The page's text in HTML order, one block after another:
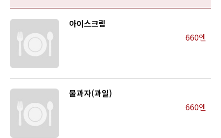
아이스크림
660엔
물과자(과일)
660엔